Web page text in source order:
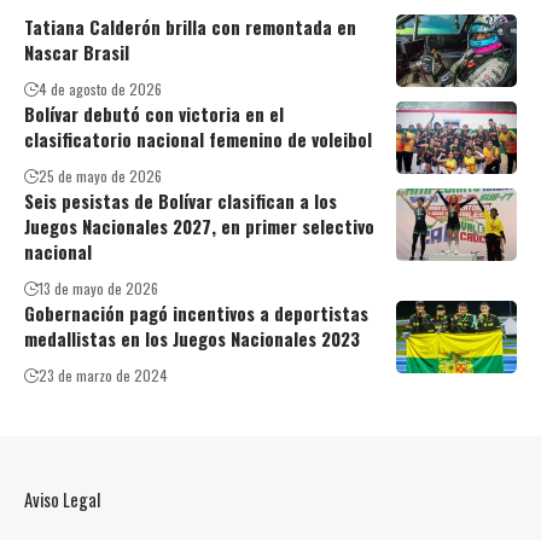
Tatiana Calderón brilla con remontada en
Nascar Brasil
4 de agosto de 2026
Bolívar debutó con victoria en el
clasificatorio nacional femenino de voleibol
25 de mayo de 2026
Seis pesistas de Bolívar clasifican a los
Juegos Nacionales 2027, en primer selectivo
nacional
13 de mayo de 2026
Gobernación pagó incentivos a deportistas
medallistas en los Juegos Nacionales 2023
23 de marzo de 2024
Aviso Legal